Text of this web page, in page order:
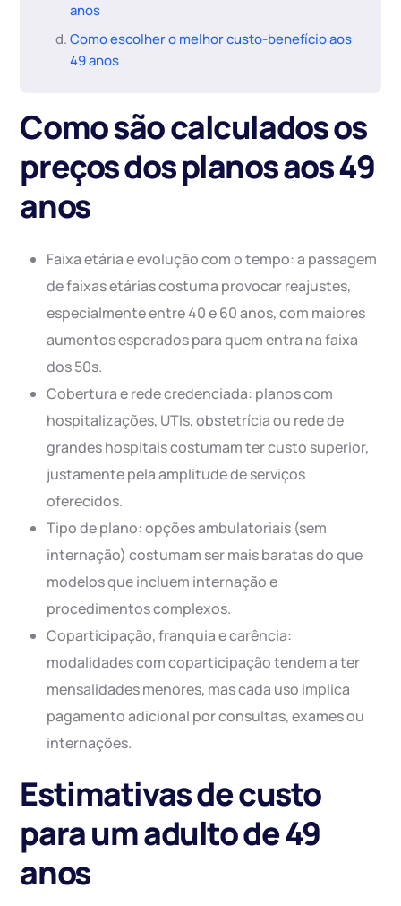
anos
Como escolher o melhor custo-benefício aos
49 anos
Como são calculados os
preços dos planos aos 49
anos
Faixa etária e evolução com o tempo: a passagem
de faixas etárias costuma provocar reajustes,
especialmente entre 40 e 60 anos, com maiores
aumentos esperados para quem entra na faixa
dos 50s.
Cobertura e rede credenciada: planos com
hospitalizações, UTIs, obstetrícia ou rede de
grandes hospitais costumam ter custo superior,
justamente pela amplitude de serviços
oferecidos.
Tipo de plano: opções ambulatoriais (sem
internação) costumam ser mais baratas do que
modelos que incluem internação e
procedimentos complexos.
Coparticipação, franquia e carência:
modalidades com coparticipação tendem a ter
mensalidades menores, mas cada uso implica
pagamento adicional por consultas, exames ou
internações.
Estimativas de custo
para um adulto de 49
anos